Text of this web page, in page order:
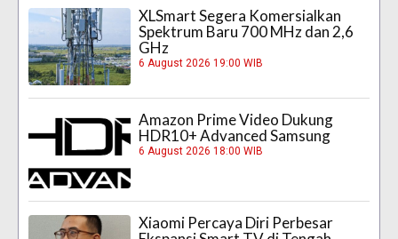
XLSmart Segera Komersialkan
Spektrum Baru 700 MHz dan 2,6
GHz
6 August 2026 19:00 WIB
Amazon Prime Video Dukung
HDR10+ Advanced Samsung
6 August 2026 18:00 WIB
Xiaomi Percaya Diri Perbesar